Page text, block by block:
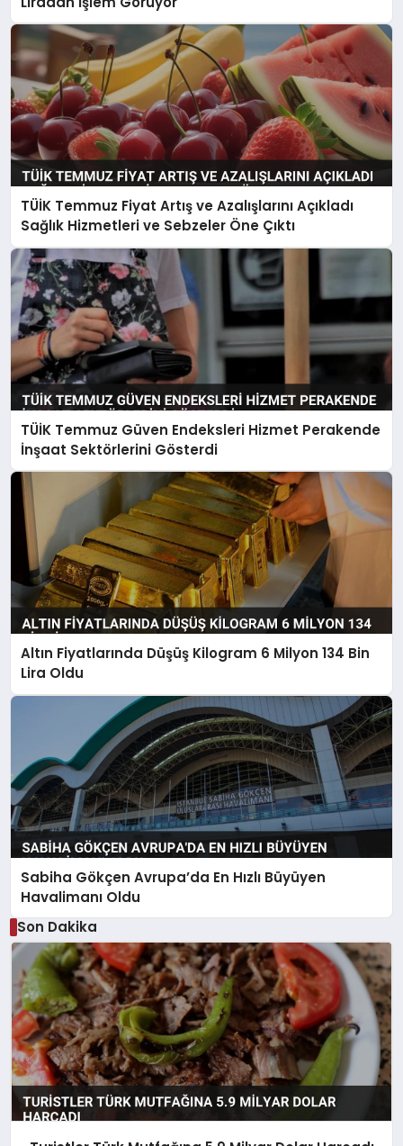
TÜİK Temmuz Fiyat Artış ve Azalışlarını Açıkladı
Sağlık Hizmetleri ve Sebzeler Öne Çıktı
TÜİK Temmuz Güven Endeksleri Hizmet Perakende
İnşaat Sektörlerini Gösterdi
Altın Fiyatlarında Düşüş Kilogram 6 Milyon 134 Bin
Lira Oldu
Sabiha Gökçen Avrupa’da En Hızlı Büyüyen
Havalimanı Oldu
Son Dakika